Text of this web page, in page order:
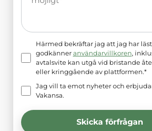
Härmed bekräftar jag att jag har
godkänner användarvillkoren,
avtalsvite kan utgå vid bristande
eller kringgående av plattformen.*
Jag vill ta emot nyheter och
Vakansa.
Skicka förfrågan